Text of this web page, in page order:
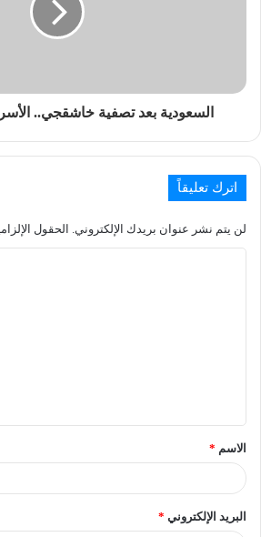
السعودية بعد تصفية خاشقجي..
اترك تعليقاً
لن يتم نشر عنوان بريدك الإلكتروني. الحقول
الاسم *
البريد الإلكتروني *